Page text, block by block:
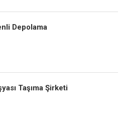
Depolama
Taşıma Şirketi